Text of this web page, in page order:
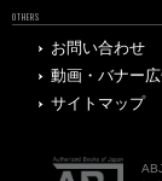
OTHERS
お問い合わせ
動画・バナー
サイトマップ